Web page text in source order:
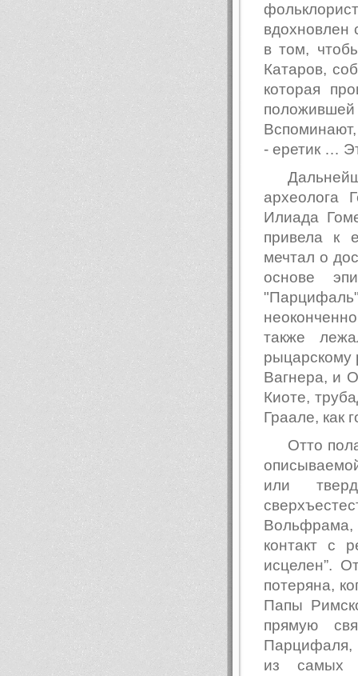
вдохновлен
в том,
Катаров,
которая
- еретик …
археолога
Илиада
привела к
мечтал о
основе
также
рыцарскому
Вагнера, и
Киоте,
Граале, как
Отто
или
контакт с
исцелен”.
потеряна,
Папы
прямую
Парцифаля,
из самых